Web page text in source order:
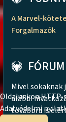
A Marvel-
Forgalmazók
Mivel
alábbi
továbbra is
Oldalunkon
Adatvédelmi